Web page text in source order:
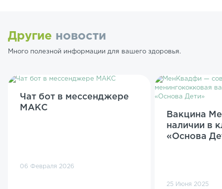
Другие новости
Много полезной информации для вашего здоровья.
Чат бот в мессенджере
МАКС
06 Февраля 2026
Вакцина
наличии в
«Основа
25 Июня 2025